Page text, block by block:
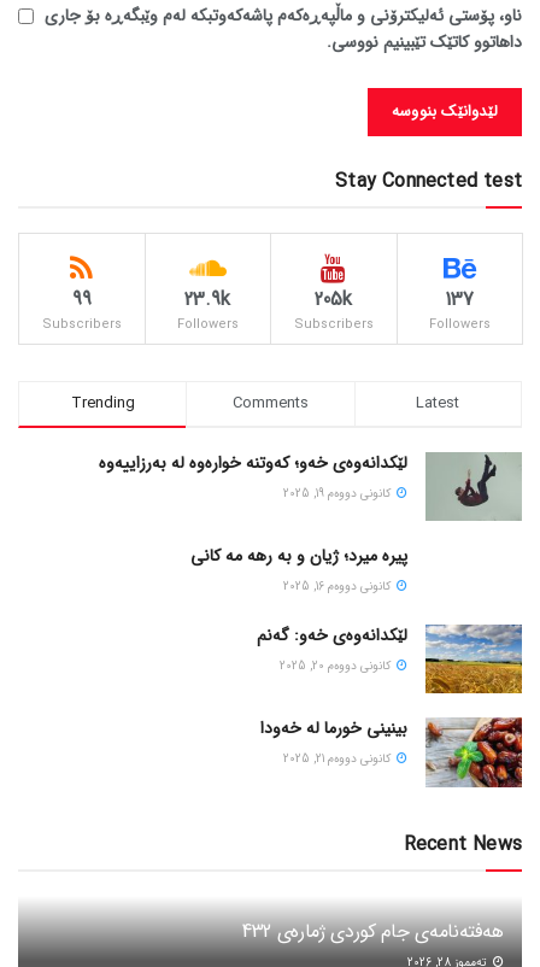
ناو، پۆستی ئەلیکترۆنی و ماڵپەڕەکەم پاشەکەوتبکە لەم وێبگەڕە بۆ جاری
داهاتوو کاتێک تێبینیم نووسی.
Stay Connected test
137
Followers
205k
Subscribers
23.9k
Followers
99
Subscribers
Trending Comments Latest
لێکدانەوەی خەو؛ کەوتنە خوارەوە لە بەرزاییەوە
كانونی دووه‌م 19, 2025
پیره میرد؛ ژیان و به رهه مه کانی
كانونی دووه‌م 16, 2025
لێکدانەوەی خەو: گەنم
كانونی دووه‌م 20, 2025
بینینی خورما لە خەودا
كانونی دووه‌م 21, 2025
Recent News
هەفتەنامەی جام کوردی ژمارەی 432
ته‌مموز 28, 2026